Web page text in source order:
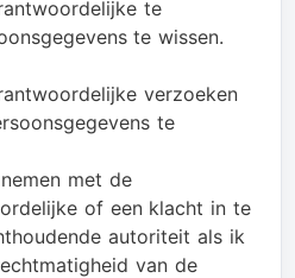
te
te wissen.
verzoeken
te
met de
of een klacht in te
autoriteit als ik
van de